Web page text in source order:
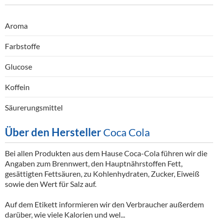
Aroma
Farbstoffe
Glucose
Koffein
Säurerungsmittel
Über den HerstellerCoca Cola
Bei allen Produkten aus dem Hause Coca-Cola führen wir die
Angaben zum Brennwert, den Hauptnährstoffen Fett,
gesättigten Fettsäuren, zu Kohlenhydraten, Zucker, Eiweiß
sowie den Wert für Salz auf.
Auf dem Etikett informieren wir den Verbraucher außerdem
darüber, wie viele Kalorien und wel...